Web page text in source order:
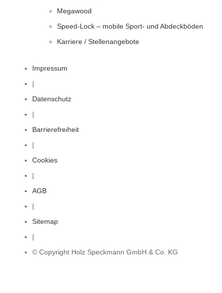
Megawood
Speed-Lock – mobile Sport- und Abdeckböden
Karriere / Stellenangebote
Impressum
|
Datenschutz
|
Barrierefreiheit
|
Cookies
|
AGB
|
Sitemap
|
© Copyright Holz Speckmann GmbH & Co. KG